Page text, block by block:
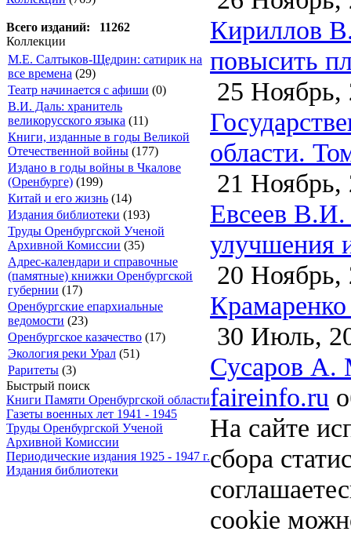
Всего изданий: 11262
Коллекции
М.Е. Салтыков-Щедрин: сатирик на
все времена (29)
Театр начинается с афиши (0)
В.И. Даль: хранитель
великорусского языка (11)
Книги, изданные в годы Великой
Отечественной войны (177)
Издано в годы войны в Чкалове
(Оренбурге) (199)
Китай и его жизнь (14)
Издания библиотеки (193)
Труды Оренбургской Ученой
Архивной Комиссии (35)
Адрес-календари и справочные
(памятные) книжки Оренбургской
губернии (17)
Оренбургские епархиальные
ведомости (23)
Оренбургское казачество (17)
Экология реки Урал (51)
Раритеты (3)
Быстрый поиск
Книги Памяти Оренбургской области
Газеты военных лет 1941 - 1945
Труды Оренбургской Ученой
Архивной Комиссии
Периодические издания 1925 - 1947 г.
Издания библиотеки
Кириллов
повысить
25 Ноябрь,
области.
21 Ноябрь,
Евсеев В.И.
улучшения
20 Ноябрь,
30 Июль,
Сусаров А.
faireinfo.ru
На сайте
сбора
cookie